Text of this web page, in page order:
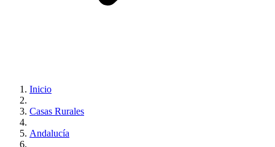
Inicio
Casas Rurales
Andalucía